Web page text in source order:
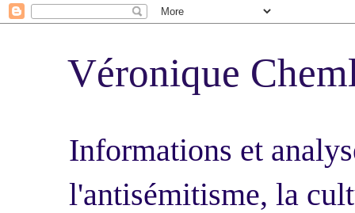
Véronique
Informations et
l'antisémitisme, la